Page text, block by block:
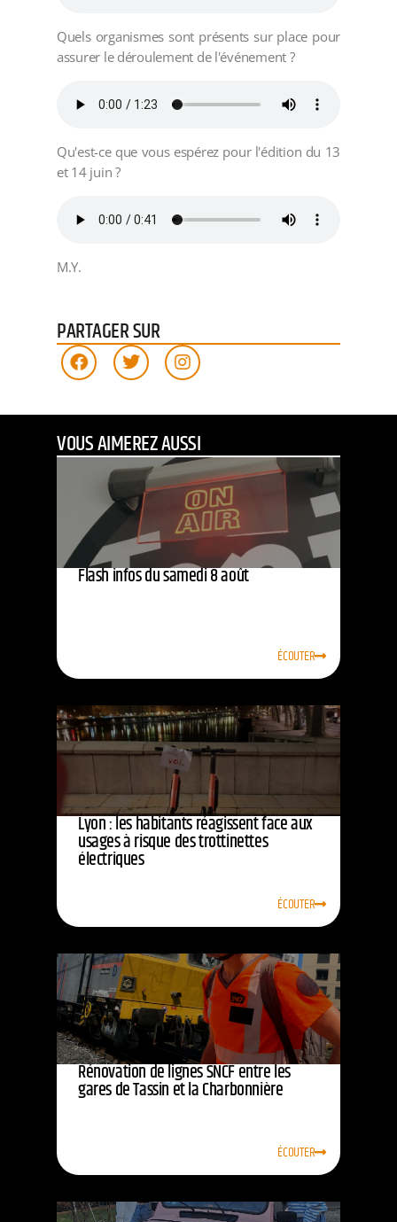
Quels organismes sont présents sur place pour
assurer le déroulement de l'événement ?
Qu'est-ce que vous espérez pour l'édition du 13
et 14 juin ?
M.Y.
PARTAGER SUR
VOUS AIMEREZ AUSSI
Flash infos du samedi 8 août
ÉCOUTER
Lyon : les habitants réagissent face aux
usages à risque des trottinettes
électriques
ÉCOUTER
Rénovation de lignes SNCF entre les
gares de Tassin et la Charbonnière
ÉCOUTER